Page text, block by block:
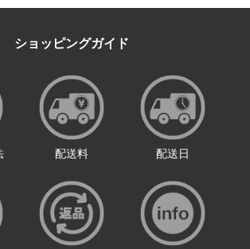
ショッピングガイド
配送料 配送日